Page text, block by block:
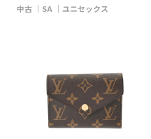
中古 SA ユニセックス